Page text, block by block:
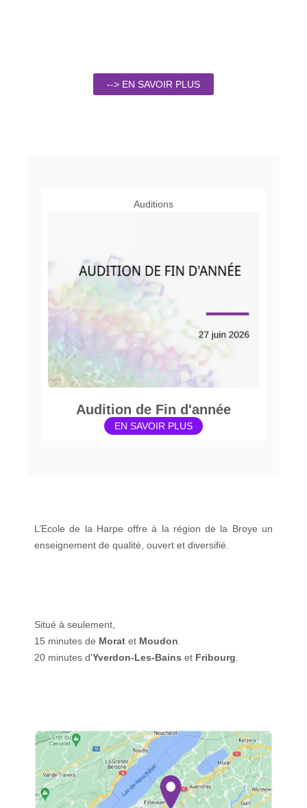
--> EN SAVOIR PLUS
Auditions
Audition de Fin d'année
EN SAVOIR PLUS
L’Ecole de la Harpe offre à la région de la Broye un
enseignement de qualité, ouvert et diversifié.
Situé à seulement,
15 minutes de Morat et Moudon
20 minutes d'Yverdon-Les-Bains et Fribourg